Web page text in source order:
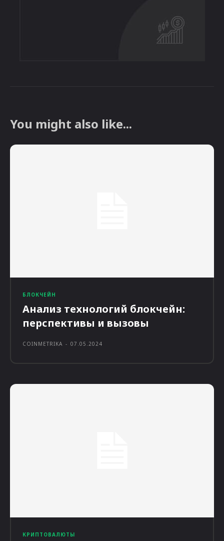
You might also like...
БЛОКЧЕЙН
Анализ технологий блокчейн:
перспективы и вызовы
COINMETRIKA - 07.05.2024
КРИПТОВАЛЮТЫ